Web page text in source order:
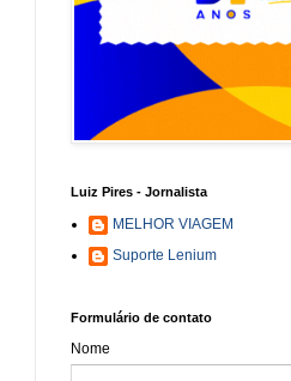
Luiz Pires - Jornalista
MELHOR VIAGEM
Suporte Lenium
Formulário de contato
Nome